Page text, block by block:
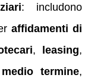
: includono
affidamenti di
, leasing,
termine,